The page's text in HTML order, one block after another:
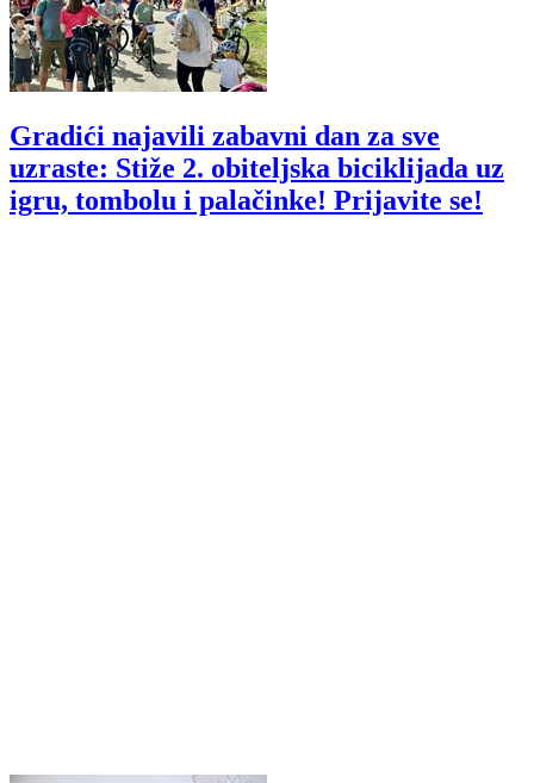
Gradići najavili zabavni dan za sve
uzraste: Stiže 2. obiteljska biciklijada uz
igru, tombolu i palačinke! Prijavite se!